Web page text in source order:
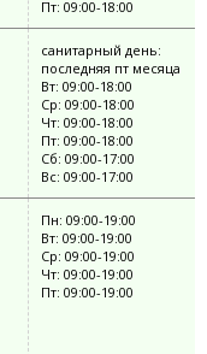
Пт: 09:00-18:00
санитарный день:
последняя пт месяца
Вт: 09:00-18:00
Ср: 09:00-18:00
Чт: 09:00-18:00
Пт: 09:00-18:00
Сб: 09:00-17:00
Вс: 09:00-17:00
Пн: 09:00-19:00
Вт: 09:00-19:00
Ср: 09:00-19:00
Чт: 09:00-19:00
Пт: 09:00-19:00